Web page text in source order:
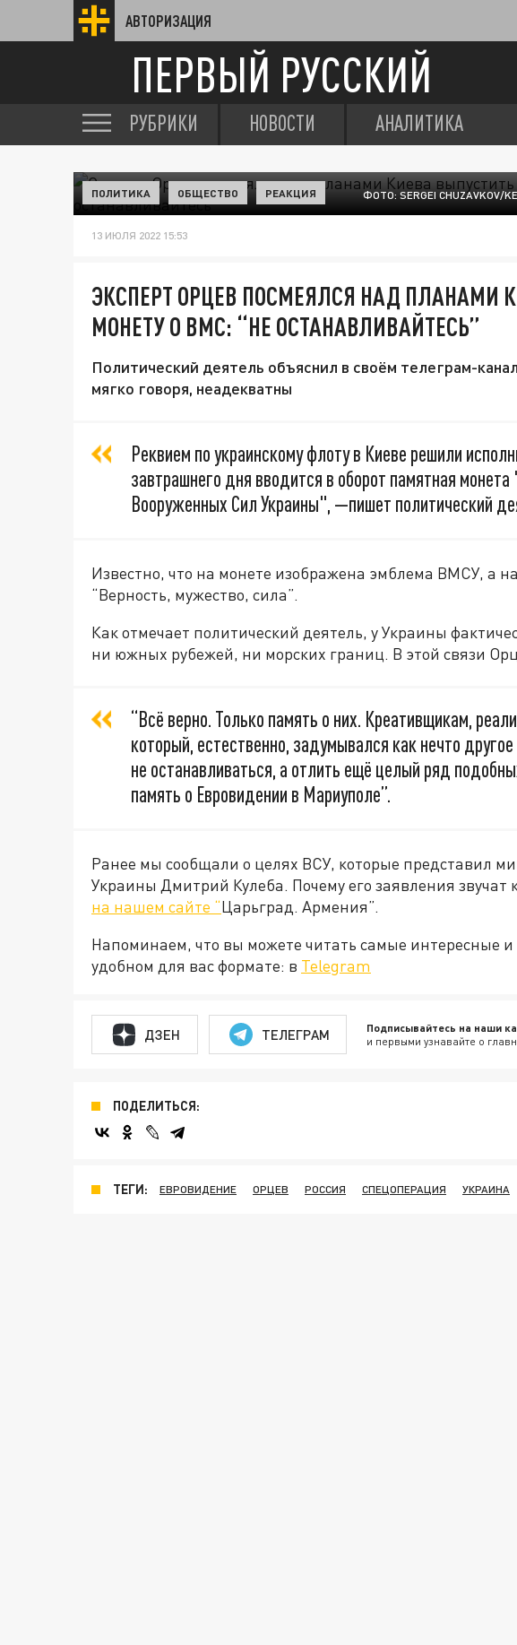
АВТОРИЗАЦИЯ
ПЕРВЫЙ РУССКИЙ
РУБРИКИ НОВОСТИ АНАЛИТИКА
ФОТО: SERGEI CHUZAVKOV/
ПОЛИТИКА ОБЩЕСТВО РЕАКЦИЯ
13 ИЮЛЯ 2022 15:53
ЭКСПЕРТ ОРЦЕВ ПОСМЕЯЛСЯ НАД ПЛАНАМИ
МОНЕТУ О ВМС: “НЕ ОСТАНАВЛИВАЙТЕСЬ”
Политический деятель объяснил в своём телеграм-
мягко говоря, неадекватны
Реквием по украинскому флоту в Киеве решили
завтрашнего дня вводится в оборот памятная
Вооруженных Сил Украины", —пишет политический
Известно, что на монете изображена эмблема ВМСУ, а
“Верность, мужество, сила”.
Как отмечает политический деятель, у Украины
ни южных рубежей, ни морских границ. В этой связи
“Всё верно. Только память о них. Креативщикам,
который, естественно, задумывался как нечто
не останавливаться, а отлить ещё целый ряд
память о Евровидении в Мариуполе”.
Ранее мы сообщали о целях ВСУ, которые представил
Украины Дмитрий Кулеба. Почему его заявления звучат
на нашем сайте “Царьград. Армения”.
Напоминаем, что вы можете читать самые интересные
удобном для вас формате: в Telegram
ДЗЕН ТЕЛЕГРАМ Подписывайтесь на наши
и первыми узнавайте о
ПОДЕЛИТЬСЯ:
ТЕГИ: ЕВРОВИДЕНИЕ ОРЦЕВ РОССИЯ СПЕЦОПЕРАЦИЯ УКРАИНА